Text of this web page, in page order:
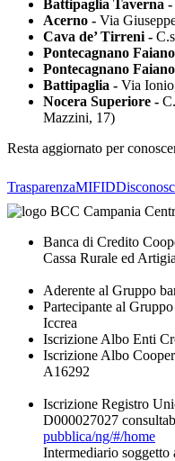
Battipaglia Taverna -
Acerno - Via
Cava de’ Tirreni -
Pontecagnano
Pontecagnano Faiano
Battipaglia - Via
Nocera Superiore -
Mazzini, 17)
Resta aggiornato per
TrasparenzaMIFID
Banca di Credito
Cassa Rurale ed
Aderente al Gruppo
Partecipante al
Iccrea
Iscrizione Albo Enti
Iscrizione Albo
A16292
Iscrizione Registro
D000027027
pubblica/ng/#/home
Intermediario soggetto